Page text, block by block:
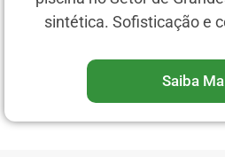
sintética. Sofisticação e
Saiba